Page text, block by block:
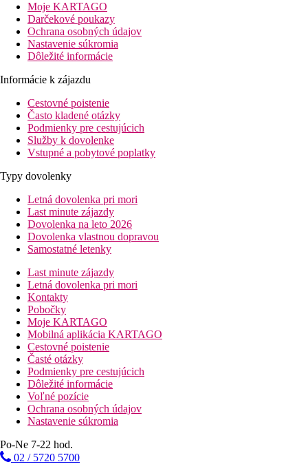
Moje KARTAGO
Darčekové poukazy
Ochrana osobných údajov
Nastavenie súkromia
Dôležité informácie
Informácie k zájazdu
Cestovné poistenie
Často kladené otázky
Podmienky pre cestujúcich
Služby k dovolenke
Vstupné a pobytové poplatky
Typy dovolenky
Letná dovolenka pri mori
Last minute zájazdy
Dovolenka na leto 2026
Dovolenka vlastnou dopravou
Samostatné letenky
Last minute zájazdy
Letná dovolenka pri mori
Kontakty
Pobočky
Moje KARTAGO
Mobilná aplikácia KARTAGO
Cestovné poistenie
Časté otázky
Podmienky pre cestujúcich
Dôležité informácie
Voľné pozície
Ochrana osobných údajov
Nastavenie súkromia
Po-Ne 7-22 hod.
02 / 5720 5700